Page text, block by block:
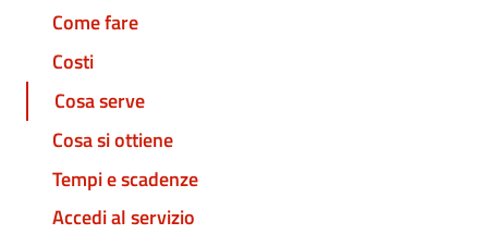
Come fare
Costi
Cosa serve
Cosa si ottiene
Tempi e scadenze
Accedi al servizio